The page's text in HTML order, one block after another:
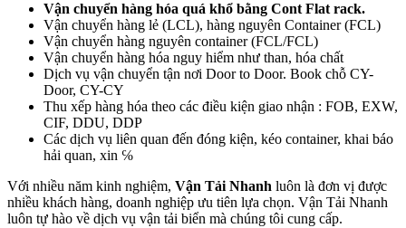
Vận chuyển hàng hóa quá khổ bằng Cont Flat rack.
Vận chuyển hàng lẻ (LCL), hàng nguyên Container (FCL)
Vận chuyển hàng nguyên container (FCL/FCL)
Vận chuyển hàng hóa nguy hiểm như than, hóa chất
Dịch vụ vận chuyển tận nơi Door to Door. Book chỗ CY-
Door, CY-CY
Thu xếp hàng hóa theo các điều kiện giao nhận : FOB, EXW,
CIF, DDU, DDP
Các dịch vụ liên quan đến đóng kiện, kéo container, khai báo
hải quan, xin ℅
Với nhiều năm kinh nghiệm, Vận Tải Nhanh luôn là đơn vị được
nhiều khách hàng, doanh nghiệp ưu tiên lựa chọn. Vận Tải Nhanh
luôn tự hào về dịch vụ vận tải biển mà chúng tôi cung cấp.